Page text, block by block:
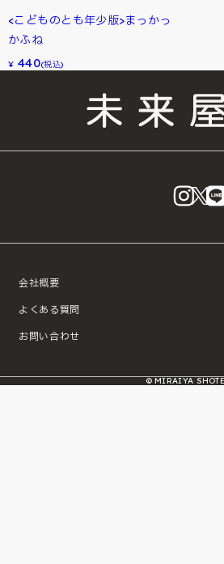
<こどものとも年少版>まっかっ
かふね
¥ 440(税込)
X
会社概要
よくある質問
お問い合わせ
© MIRAIYA